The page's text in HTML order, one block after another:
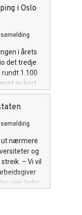
i Oslo
i årets
det tredje
1.100
av kort
ut nærmere
og
– Vi vil
sier leder